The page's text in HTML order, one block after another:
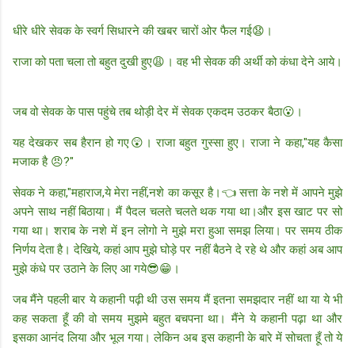
धीरे धीरे सेवक के स्वर्ग सिधारने की खबर चारों ओर फैल गई😧।
राजा को पता चला तो बहुत दुखी हुए😩। वह भी सेवक की अर्थी को कंधा देने आये।
जब वो सेवक के पास पहुंचे तब थोड़ी देर में सेवक एकदम उठकर बैठा😮।
यह देखकर सब हैरान हो गए😲। राजा बहुत गुस्सा हुए। राजा ने कहा,"यह कैसा
मजाक है 😠?"
सेवक ने कहा,"महाराज,ये मेरा नहीं,नशे का कसूर है।👈 सत्ता के नशे में आपने मुझे
अपने साथ नहीं बिठाया। मैं पैदल चलते चलते थक गया था।और इस खाट पर सो
गया था। शराब के नशे में इन लोगो ने मुझे मरा हुआ समझ लिया। पर समय ठीक
निर्णय देता है। देखिये, कहां आप मुझे घोड़े पर नहीं बैठने दे रहे थे और कहां अब आप
मुझे कंधे पर उठाने के लिए आ गये😎😁।
जब मैंने पहली बार ये कहानी पढ़ी थी उस समय मैं इतना समझदार नहीं था या ये भी
कह सकता हूँ की वो समय मुझमे बहुत बचपना था। मैंने ये कहानी पढ़ा था और
इसका आनंद लिया और भूल गया। लेकिन अब इस कहानी के बारे में सोचता हूँ तो ये